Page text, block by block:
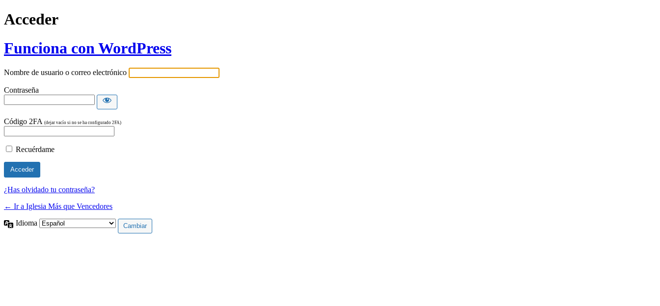
Acceder
Funciona con WordPress
Nombre de usuario o correo electrónico
Contraseña
Código 2FA (dejar vacío si no se ha configurado 2FA)
Recuérdame
¿Has olvidado tu contraseña?
← Ir a Iglesia Más que Vencedores
Idioma